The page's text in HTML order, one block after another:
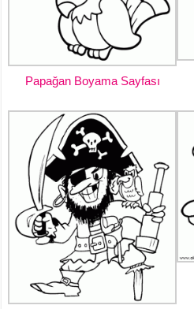
Papağan Boyama Sayfası